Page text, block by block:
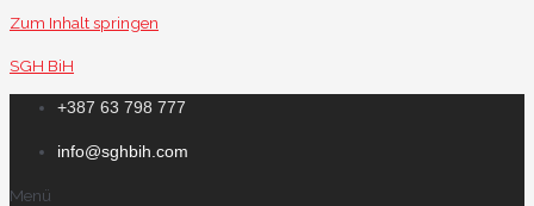
Zum Inhalt springen
SGH BiH
+387 63 798 777
info@sghbih.com
Menü